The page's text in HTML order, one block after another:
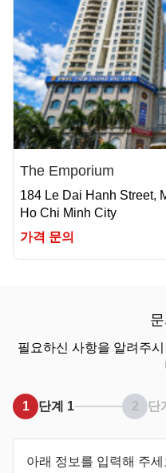
The Emporium
184 Le Dai Hanh Street,
Ho Chi Minh City
가격 문의
필요하신 사항을 알려주
1 단계 1 2 단
아래 정보를 입력해 주세